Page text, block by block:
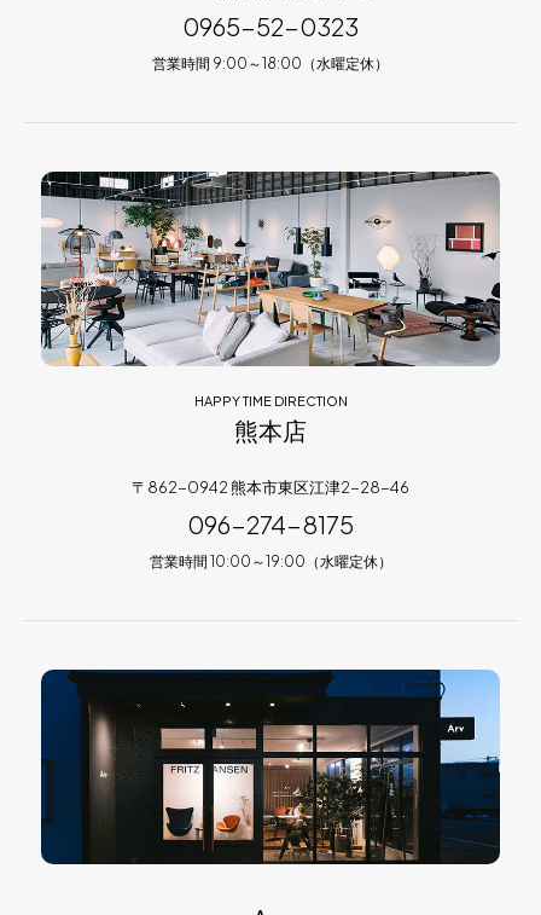
0965-52-0323
営業時間 9:00～18:00（水曜定休）
HAPPY TIME DIRECTION
熊本店
〒862-0942 熊本市東区江津2-28-46
096-274-8175
営業時間 10:00～19:00（水曜定休）